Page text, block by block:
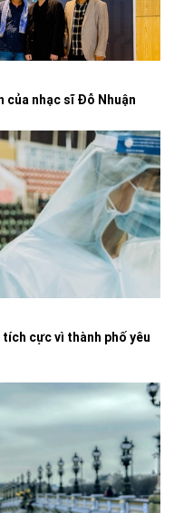
của nhạc sĩ Đỗ Nhuận
cực vì thành phố yêu